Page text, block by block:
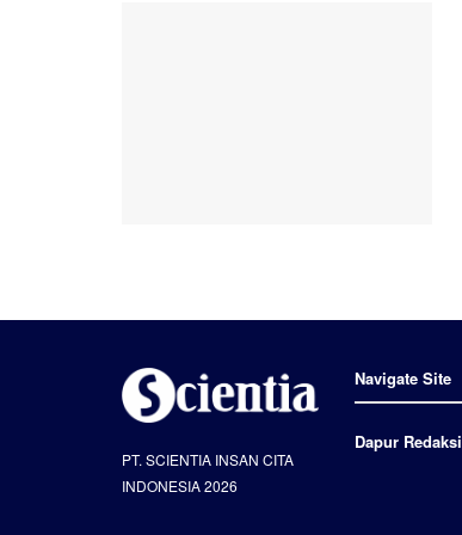
PT. SCIENTIA INSAN CITA
INDONESIA 2026
Navigate Site
Dapur Redaksi